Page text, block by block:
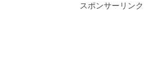
スポンサーリンク